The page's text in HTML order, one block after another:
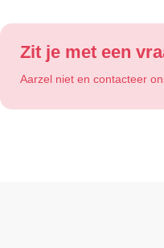
Zit je met een
Aarzel niet en contacteer